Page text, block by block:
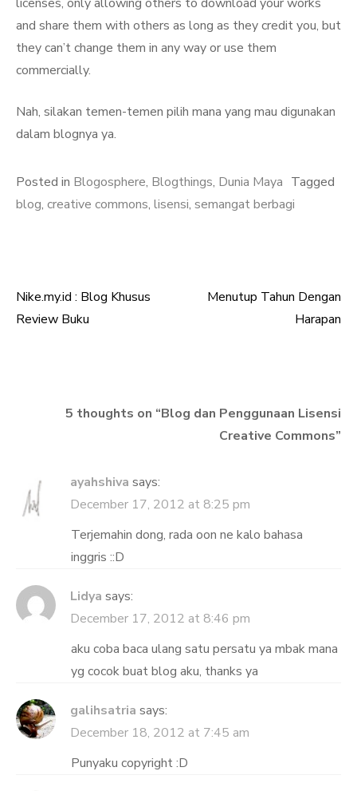
and share them with others as long as they credit you, but
they can’t change them in any way or use them
commercially.
Nah, silakan temen-temen pilih mana yang mau digunakan
dalam blognya ya.
Posted in Blogosphere, Blogthings, Dunia Maya Tagged
blog, creative commons, lisensi, semangat berbagi
Post
Nike.my.id : Blog Khusus
Review Buku
Menutup Tahun Dengan
Harapan
5 thoughts on “Blog dan Penggunaan Lisensi
Creative Commons”
ayahshiva says:
December 17, 2012 at 8:25 pm
Terjemahin dong, rada oon ne kalo bahasa
inggris ::D
Lidya says:
December 17, 2012 at 8:46 pm
aku coba baca ulang satu persatu ya mbak mana
yg cocok buat blog aku, thanks ya
galihsatria says:
December 18, 2012 at 7:45 am
Punyaku copyright :D